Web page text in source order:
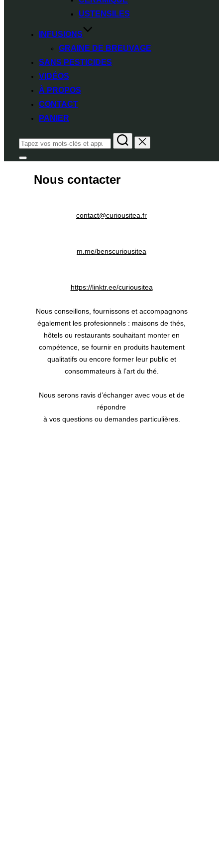
USTENSILES
INFUSIONS
GRAINE DE BREUVAGE
SANS PESTICIDES
VIDÉOS
À PROPOS
CONTACT
PANIER
Rechercher :
Permuter
colonne
latéraleNous contacter
contact@curiousitea.fr
m.me/benscuriousitea
https://linktr.ee/curiousitea
Nous conseillons, fournissons et accompagnons
également les profesionnels : maisons de thés,
hôtels ou restaurants souhaitant monter en
compétence, se fournir en produits hautement
qualitatifs ou encore former leur public et
consommateurs à l’art du thé.
Nous serons ravis d’échanger avec vous et de
répondre
à vos questions ou demandes particulières.